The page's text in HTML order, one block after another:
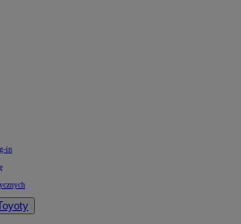
in